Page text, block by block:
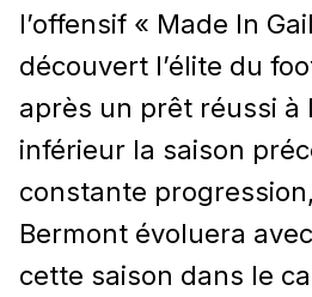
l’offensif « Made In
découvert l’élite du
après un prêt réussi à
inférieur la saison
constante
Bermont évoluera
cette saison dans le